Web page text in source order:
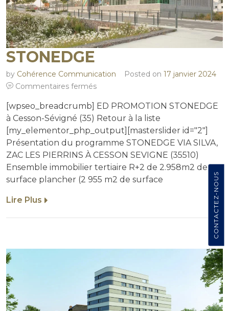
STONEDGE
by Cohérence Communication Posted on 17 janvier 2024
Commentaires fermés
[wpseo_breadcrumb] ED PROMOTION STONEDGE
à Cesson-Sévigné (35) Retour à la liste
[my_elementor_php_output][masterslider id="2"]
Présentation du programme STONEDGE VIA SILVA,
ZAC LES PIERRINS À CESSON SEVIGNE (35510)
Ensemble immobilier tertiaire R+2 de 2.958m2 de
surface plancher (2 955 m2 de surface
Lire Plus CONTACTEZ-NOUS